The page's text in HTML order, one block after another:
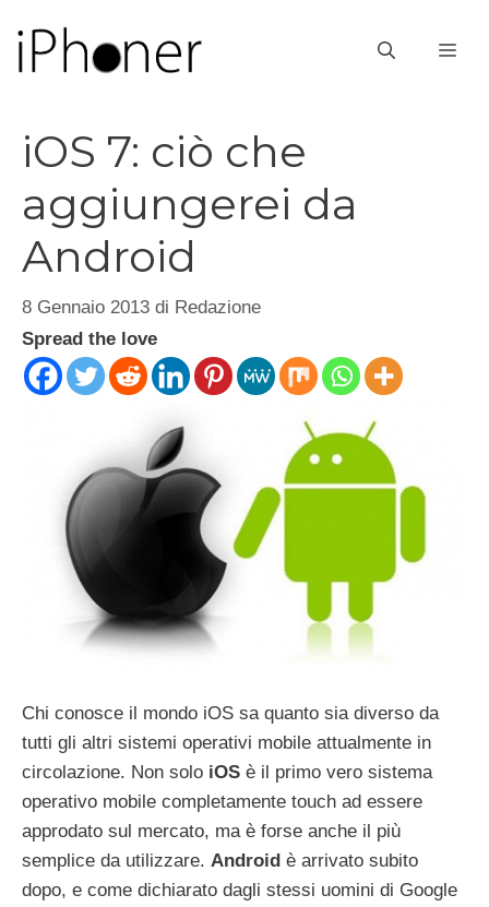
contenuto
iOS 7: ciò che
aggiungerei da
Android
8 Gennaio 2013 di Redazione
Spread the love
Chi conosce il mondo iOS sa quanto sia diverso da
tutti gli altri sistemi operativi mobile attualmente in
circolazione. Non solo iOS è il primo vero sistema
operativo mobile completamente touch ad essere
approdato sul mercato, ma è forse anche il più
semplice da utilizzare. Android è arrivato subito
dopo, e come dichiarato dagli stessi uomini di Google